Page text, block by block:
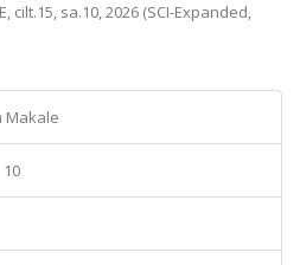
cilt.15, sa.10, 2026 (SCI-Expanded,
Makale
10